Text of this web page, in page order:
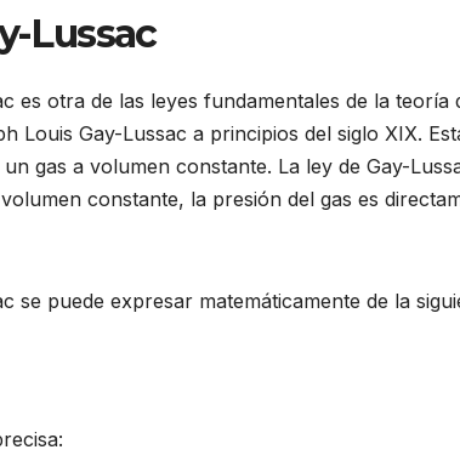
Lussac
es otra de las leyes fundamentales de la
Louis Gay-Lussac a principios del siglo XIX.
gas a volumen constante. La ley de Gay-
constante, la presión del gas es
se puede expresar matemáticamente de la